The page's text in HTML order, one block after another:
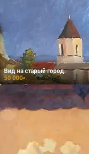
Вид на старый город.
50 000₽